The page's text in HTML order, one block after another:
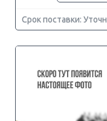
Срок поставки: